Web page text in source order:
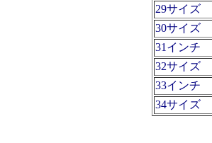
29サイズ
30サイズ
31インチ
32サイズ
33インチ
34サイズ